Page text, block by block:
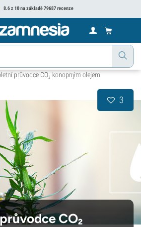
8.6 z 10 na základě 79687 recenze
průvodce CO₂ konopným olejem
3
CO₂